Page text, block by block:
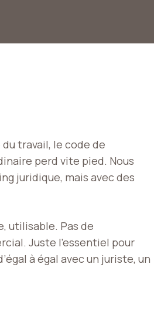
travail, le code de
perd vite pied. Nous
juridique, mais avec des
utilisable. Pas de
Juste l’essentiel pour
à égal avec un juriste, un